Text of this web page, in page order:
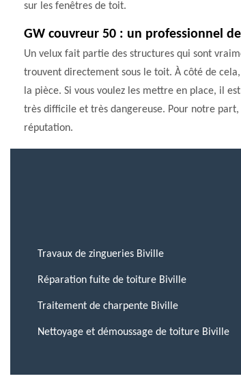
sur les fenêtres de toit.
GW couvreur 50 : un professionnel
Un velux fait partie des structures qui sont
trouvent directement sous le toit. À côté de
la pièce. Si vous voulez les mettre en place, il
très difficile et très dangereuse. Pour notre
réputation.
Travaux de zingueries Biville
Réparation fuite de toiture Biville
Traitement de charpente Biville
Nettoyage et démoussage de toiture Biville